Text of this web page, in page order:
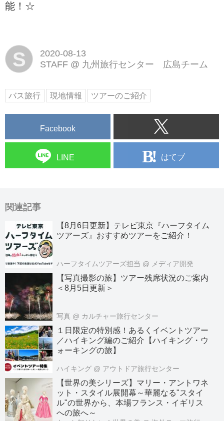
能！☆
S
2020-08-13
STAFF @ 九州旅行センター 広島チーム
バス旅行 現地情報 ツアーのご紹介
Facebook
LINE はてブ
関連記事
【8月6日更新】テレビ東京『ハーフタイム
ツアーズ』おすすめツアーをご紹介！
ハーフタイムツアーズ担当 @ メディア開発
【写真撮影の旅】ツアー残席状況のご案内
＜8月5日更新＞
写真 @ カルチャー旅行センター
１日限定の特別感！あるくイベントツアー
／ハイキング編のご紹介【ハイキング・ウ
ォーキングの旅】
ハイキング @ アウトドア旅行センター
【世界の美シリーズ】マリー・アントワネ
ット・スタイル展開幕～華麗なる"スタイ
ル"の世界から、本場フランス・イギリス
への旅へ～